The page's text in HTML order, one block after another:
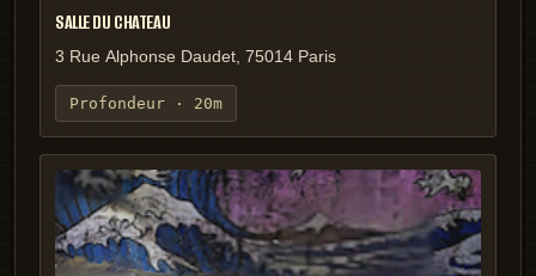
SALLE DU CHATEAU
3 Rue Alphonse Daudet, 75014 Paris
Profondeur · 20m